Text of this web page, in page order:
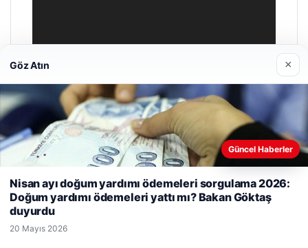
Prenses Night Club
29 Nisan 2026
deneyiminizi kişiselleştirmek ve geliştirmek amacıyla çerezler
kullanıyoruz.Çerez Politikamız
Göz Atın ×
Güncel Haberler
Nisan ayı doğum yardımı ödemeleri sorgulama 2026:
Doğum yardımı ödemeleri yattı mı? Bakan Göktaş
duyurdu
20 Mayıs 2026